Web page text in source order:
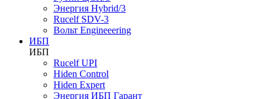
Энергия Hybrid/3
Rucelf SDV-3
Вольт Engineeering
ИБП
ИБП
Rucelf UPI
Hiden Control
Hiden Expert
Энергия ИБП Гарант